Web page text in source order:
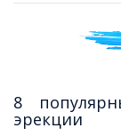
8
эрекции